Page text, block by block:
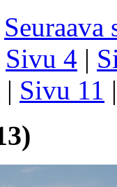
Seuraava
Sivu 4 |
| Sivu 11